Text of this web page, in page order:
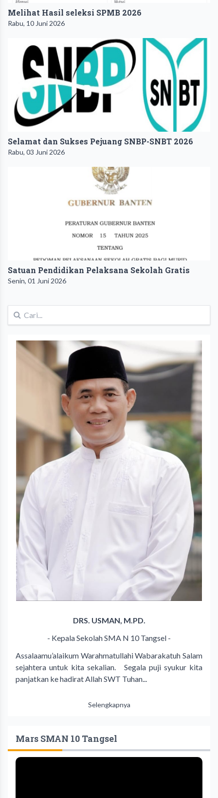
Melihat Hasil seleksi SPMB 2026
Rabu, 10 Juni 2026
Selamat dan Sukses Pejuang SNBP-SNBT 2026
Rabu, 03 Juni 2026
Satuan Pendidikan Pelaksana Sekolah Gratis
Senin, 01 Juni 2026
DRS. USMAN, M.PD.
- Kepala Sekolah SMA N 10 Tangsel -
Assalaamu’alaikum Warahmatullahi Wabarakatuh Salam
sejahtera untuk kita sekalian. Segala puji syukur kita
panjatkan ke hadirat Allah SWT Tuhan...
Selengkapnya
Mars SMAN 10 Tangsel